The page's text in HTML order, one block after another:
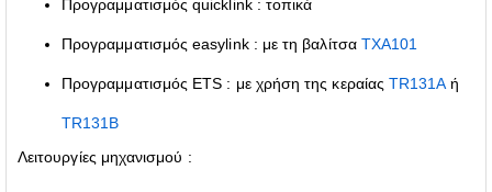
Προγραμματισμός quicklink : τοπικά
Προγραμματισμός easylink : με τη βαλίτσα TXA101
Προγραμματισμός ETS : με χρήση της κεραίαςTR131Aή
TR131B
Λειτουργίες μηχανισμού :